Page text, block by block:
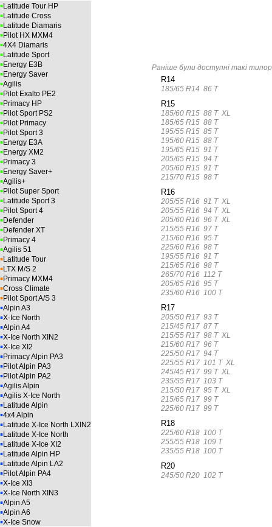
▪Latitude Tour HP
▪Latitude Cross
▪Latitude Diamaris
▪Pilot HX MXM4
▪4X4 Diamaris
▪Latitude Sport
▪Energy E3B
▪Energy Saver
▪Agilis
▪Pilot Exalto PE2
▪Primacy HP
▪Pilot Sport PS2
▪Pilot Primacy
▪Pilot Sport 3
▪Energy E3A
▪Energy XM2
▪Primacy 3
▪Energy Saver+
▪Agilis+
▪Pilot Super Sport
▪Latitude Sport 3
▪Pilot Sport 4
▪Defender
▪Defender XT
▪Primacy 4
▪Agilis 51
▪Latitude Tour
▪LTX M/S 2
▪Primacy MXM4
▪Cross Climate
▪Pilot Sport A/S 3
▪Alpin A3
▪X-Ice North
▪Alpin A4
▪X-Ice North XIN2
▪X-Ice XI2
▪Primacy Alpin PA3
▪Pilot Alpin PA3
▪Pilot Alpin PA2
▪Agilis Alpin
▪Agilis X-Ice North
▪Latitude Alpin
▪4x4 Alpin
▪Latitude X-Ice North LXIN2
▪Latitude X-Ice North
▪Latitude X-Ice XI2
▪Latitude Alpin HP
▪Latitude Alpin LA2
▪Pilot Alpin PA4
▪X-Ice XI3
▪X-Ice North XIN3
▪Alpin A5
▪Alpin A6
▪X-Ice Snow
Раніше були доступні такі
R14
185/65 R14 86 T
R15
185/60 R15 88 T XL
185/65 R15 88 T
195/55 R15 85 T
195/60 R15 88 T
195/65 R15 91 T
205/65 R15 94 T
205/60 R15 91 T
215/70 R15 98 T
R16
205/55 R16 91 T XL
205/55 R16 94 T XL
205/60 R16 96 T XL
215/55 R16 97 T
215/60 R16 95 T
225/60 R16 98 T
195/55 R16 91 T
215/65 R16 98 T
265/70 R16 112 T
205/65 R16 95 T
235/60 R16 100 T
R17
205/50 R17 93 T
215/45 R17 87 T
215/55 R17 98 T XL
215/60 R17 96 T
225/50 R17 94 T
225/55 R17 101 T XL
245/45 R17 99 T XL
235/55 R17 103 T
215/50 R17 95 T XL
215/65 R17 99 T
225/60 R17 99 T
R18
225/60 R18 100 T
255/55 R18 109 T
235/55 R18 100 T
R20
245/50 R20 102 T